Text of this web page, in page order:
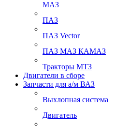
МАЗ
ПАЗ
ПАЗ Vector
ПАЗ МАЗ КАМАЗ
Тракторы МТЗ
Двигатели в сборе
Запчасти для а/м ВАЗ
Выхлопная система
Двигатель